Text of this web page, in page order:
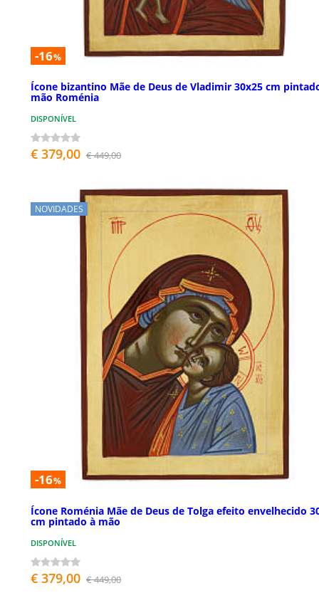
-16%
Ícone bizantino Mãe de Deus de Vladimir 30x25 cm
mão Roménia
DISPONÍVEL
€ 379,00 € 449,00
NOVIDADES
-16%
Ícone Roménia Mãe de Deus de Tolga efeito envelhecido
cm pintado à mão
DISPONÍVEL
€ 379,00 € 449,00